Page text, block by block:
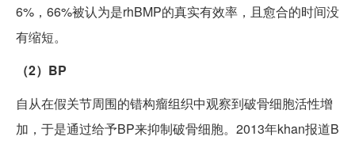
6%，66%被认为是rhBMP的真实有效率，且愈合的时间没
有缩短。
（2）BP
自从在假关节周围的错构瘤组织中观察到破骨细胞活性增
加，于是通过给予BP来抑制破骨细胞。2013年khan报道B